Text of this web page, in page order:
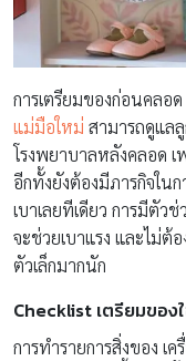
การเตรียมของก่อนคลอ
แม่มือใหม่ สามารถดูแล
โรงพยาบาลหลังคลอด
อีกทั้งยังต้องมีภารกิจใน
เบาเลยทีเดียว การมีตัว
จะช่วยเบาแรง และไม่ต้
ตัวเล็กมากนัก
Checklist เตรียมของ
การทำรายการสิ่งของ เ